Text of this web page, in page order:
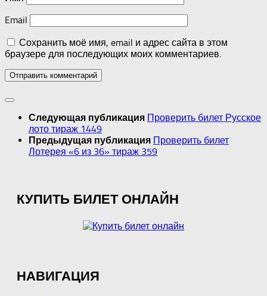
Email
Сохранить моё имя, email и адрес сайта в этом
браузере для последующих моих комментариев.
Следующая публикация Проверить билет Русское
лото тираж 1449
Предыдущая публикация Проверить билет
Лотерея «6 из 36» тираж 359
КУПИТЬ БИЛЕТ ОНЛАЙН
НАВИГАЦИЯ